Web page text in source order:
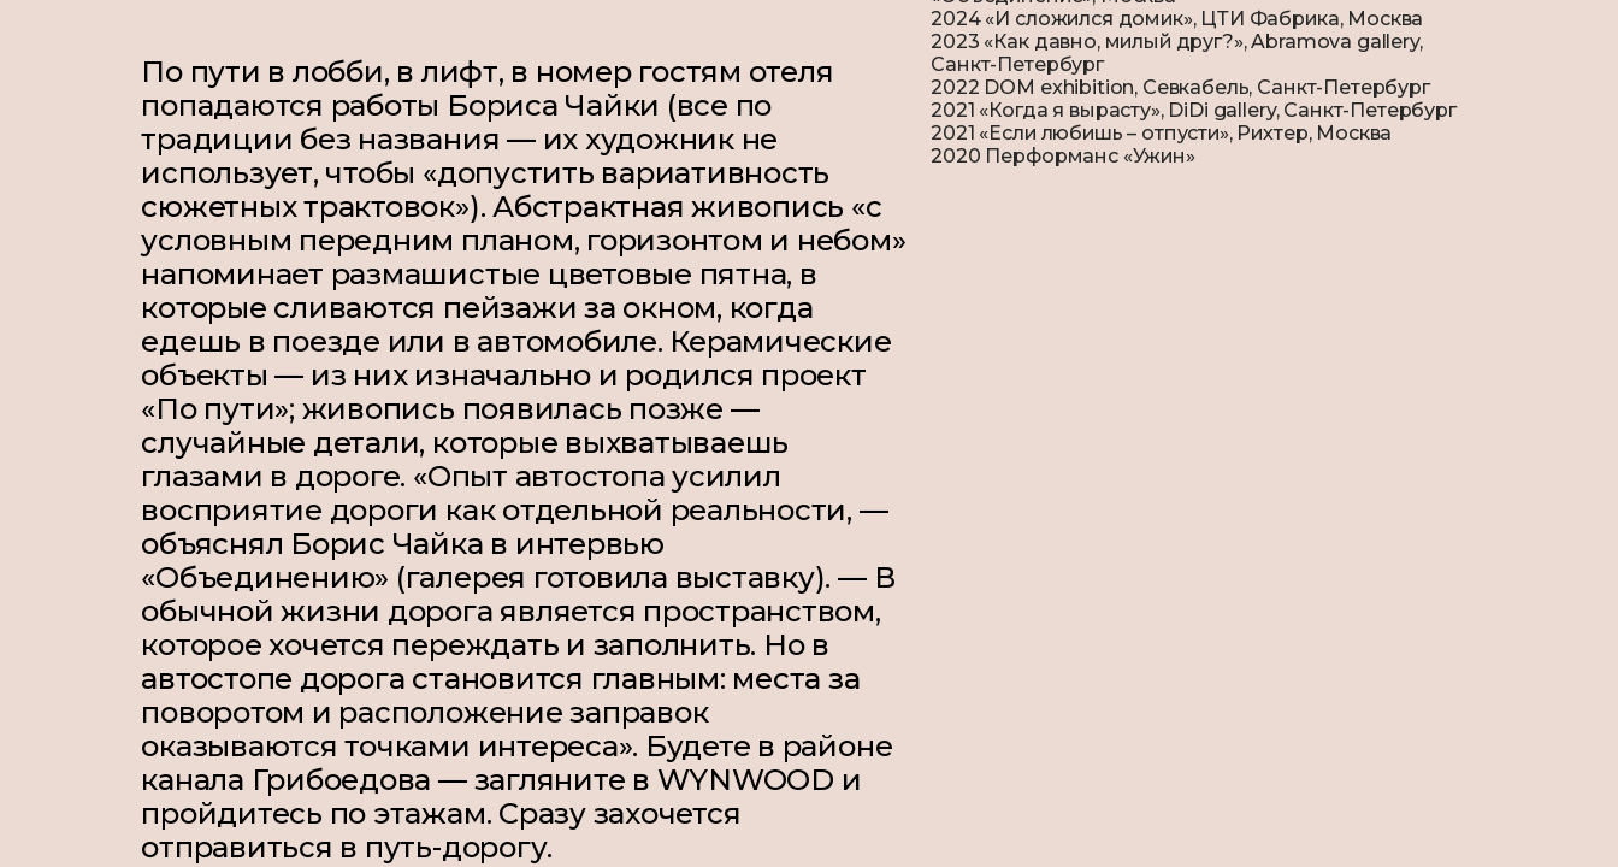
По пути в лобби, в лифт, в номер гостям отеля
попадаются работы Бориса Чайки (все по
традиции без названия — их художник не
использует, чтобы «допустить вариативность
сюжетных трактовок»). Абстрактная живопись «с
условным передним планом, горизонтом и небом»
напоминает размашистые цветовые пятна, в
которые сливаются пейзажи за окном, когда
едешь в поезде или в автомобиле. Керамические
объекты — из них изначально и родился проект
«По пути»; живопись появилась позже —
случайные детали, которые выхватываешь
глазами в дороге. «Опыт автостопа усилил
восприятие дороги как отдельной реальности, —
объяснял Борис Чайка в интервью
«Объединению» (галерея готовила выставку). — В
обычной жизни дорога является пространством,
которое хочется переждать и заполнить. Но в
автостопе дорога становится главным: места за
поворотом и расположение заправок
оказываются точками интереса». Будете в районе
канала Грибоедова — загляните в WYNWOOD и
пройдитесь по этажам. Сразу захочется
отправиться в путь-дорогу.
2024 «И сложился домик», ЦТИ Фабрика, Москва
2023 «Как давно, милый друг?», Abramova gallery,
Санкт-Петербург
2022 DOM exhibition, Севкабель, Санкт-Петербург
2021 «Когда я вырасту», DiDi gallery, Санкт-Петербург
2021 «Если любишь – отпусти», Рихтер, Москва
2020 Перформанс «Ужин»